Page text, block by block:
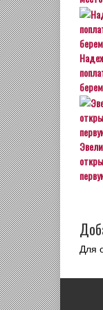
Для